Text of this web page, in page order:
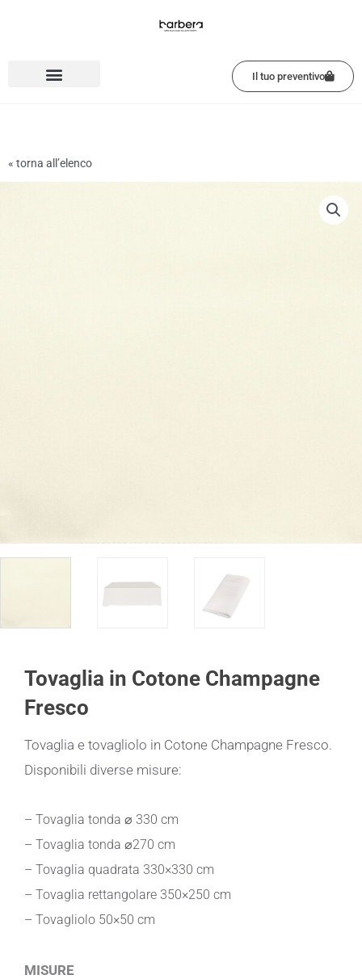
Il tuo preventivo
« torna all’elenco
Tovaglia in Cotone Champagne
Fresco
Tovaglia e tovagliolo in Cotone Champagne Fresco.
Disponibili diverse misure:
– Tovaglia tonda ⌀ 330 cm
– Tovaglia tonda ⌀270 cm
– Tovaglia quadrata 330×330 cm
– Tovaglia rettangolare 350×250 cm
– Tovagliolo 50×50 cm
MISURE
Tovaglia